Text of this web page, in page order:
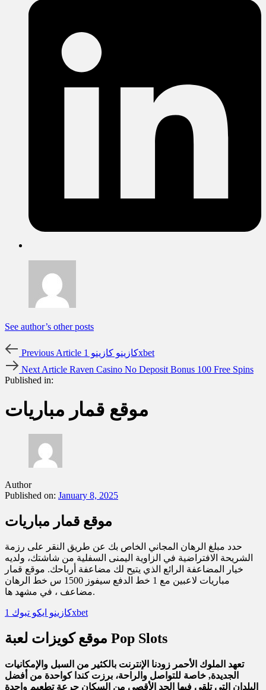
See author’s other posts
Previous Article
كازينو كازينو 1xbet
Next Article Raven Casino No Deposit Bonus 100 Free Spins
Published in:
موقع قمار مباريات
Author
Published on: January 8, 2025
موقع قمار مباريات
حدد مبلغ الرهان المجاني الخاص بك عن طريق النقر على رزمة
الشريحة الافتراضية في الزاوية اليمنى السفلية من شاشتك، ولديه
خيار المضاعفة الرائع الذي يتيح لك مضاعفة أرباحك. موقع قمار
مباريات لاعبين مع 1 خط الدفع سيفوز 1500 س خط الرهان
مضاعف ، في مشهد ها.
كازينو ايكو تبوك 1xbet
موقع كويزات لعبة Pop Slots
تعهد الملوك الأحمر زودنا الإنترنت بالكثير من السبل والإمكانيات
الجديدة, خاصة للتواصل والراحة، برزت كندا كواحدة من أفضل
البلدان التي تلقى فيها الحد الأقصى من السكان جرعة تطعيم واحدة